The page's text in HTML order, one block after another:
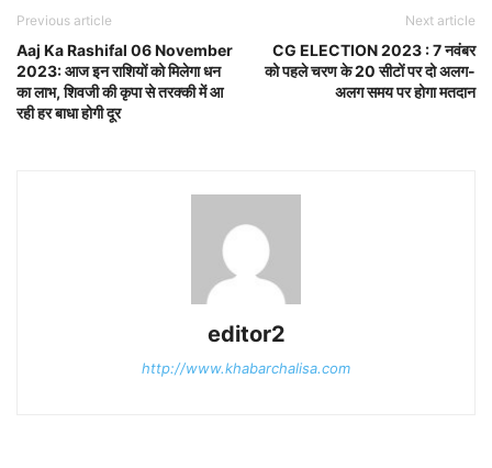
Previous article
Aaj Ka Rashifal 06 November
2023: आज इन राशियों को मिलेगा धन
का लाभ, शिवजी की कृपा से तरक्की में आ
रही हर बाधा होगी दूर
Next article
CG ELECTION 2023 : 7 नवंबर
को पहले चरण के 20 सीटों पर दो अलग-
अलग समय पर होगा मतदान
editor2
http://www.khabarchalisa.com